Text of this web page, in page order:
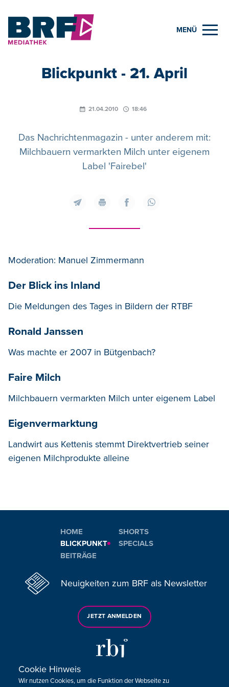
MENÜ
Blickpunkt - 21. April
21.04.2010 18:46
Das Nachrichtenmagazin - unter anderem mit:
Milchbauern vermarkten Milch unter eigenem
Label 'Fairebel'
Moderation: Manuel Zimmermann
Der Blick ins Inland
Die Meldungen des Tages in Bildern der RTBF
Ronald Janssen
Was machte er 2007 in Bütgenbach?
Faire Milch
Milchbauern vermarkten Milch unter eigenem Label
Eigenvermarktung
Landwirt aus Kettenis stemmt Direktvertrieb seiner
eigenen Milchprodukte alleine
HOME
BLICKPUNKT
BEITRÄGE
SHORTS
SPECIALS
Neuigkeiten zum BRF als Newsletter
JETZT ANMELDEN
Cookie Hinweis
Wir nutzen Cookies, um die Funktion der Webseite zu